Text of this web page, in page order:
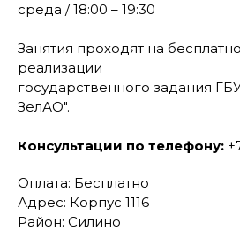
среда / 18:00 – 19:30
Занятия проходят на
реализации
государственного задания
ЗелАО".
Консультации по телефону:
Оплата: Бесплатно
Адрес: Корпус 1116
Район: Силино